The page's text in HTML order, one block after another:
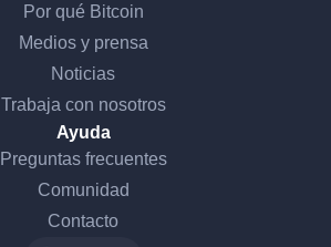
Por qué Bitcoin
Medios y prensa
Noticias
Trabaja con nosotros
Ayuda
Preguntas frecuentes
Comunidad
Contacto